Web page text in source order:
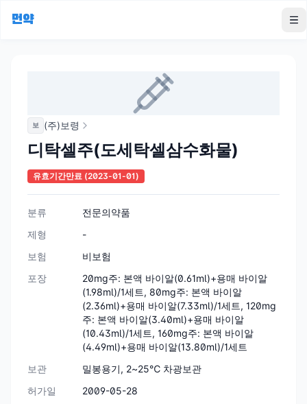
먼약
보 (주)보령
디탁셀주(도세탁셀삼수화물)
유효기간만료 (2023-01-01)
분류
전문의약품
제형
-
보험
비보험
포장
20mg주: 본액 바이알(0.61ml)+용매 바이알
(1.98ml)/1세트, 80mg주: 본액 바이알
(2.36ml)+용매 바이알(7.33ml)/1세트, 120mg
주: 본액 바이알(3.40ml)+용매 바이알
(10.43ml)/1세트, 160mg주: 본액 바이알
(4.49ml)+용매 바이알(13.80ml)/1세트
보관
밀봉용기, 2~25℃ 차광보관
허가일
2009-05-28